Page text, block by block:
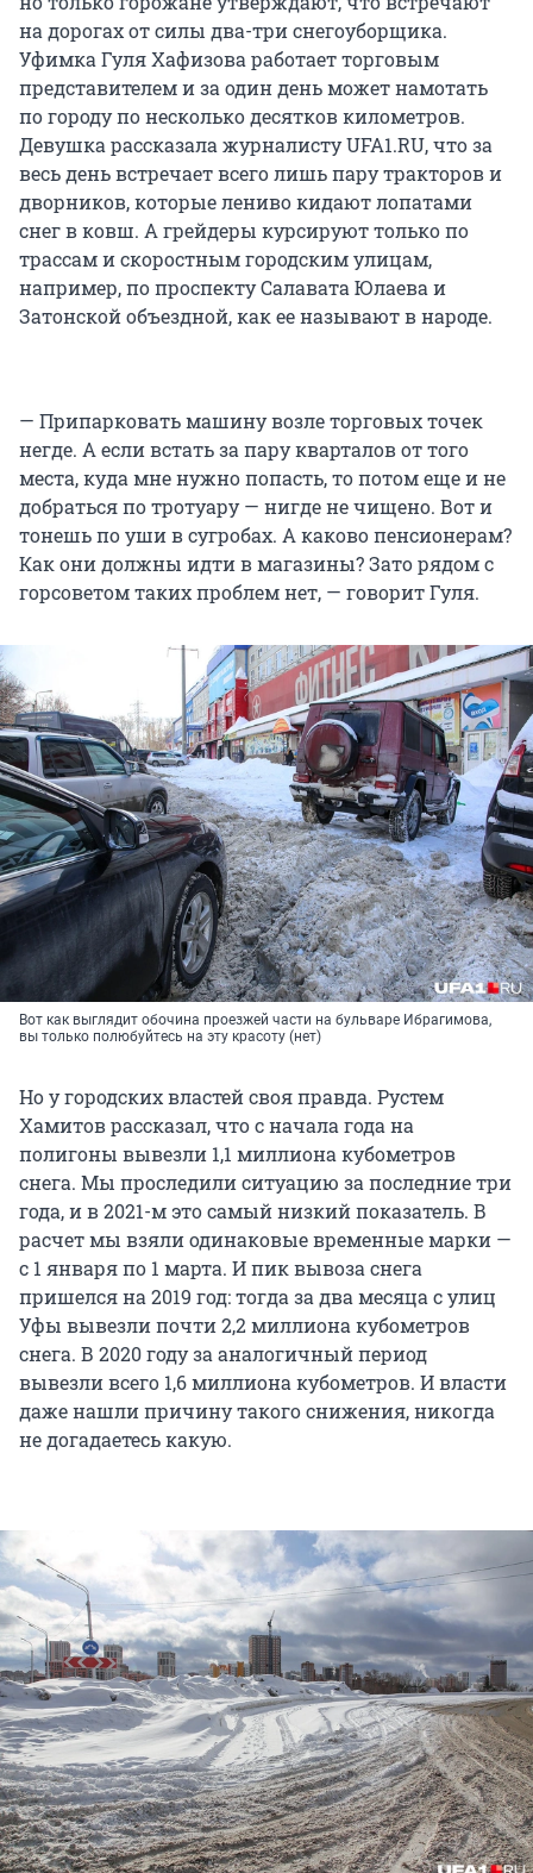
на дорогах от силы два-три снегоуборщика.
Уфимка Гуля Хафизова работает торговым
представителем и за один день может намотать
по городу по несколько десятков километров.
Девушка рассказала журналисту UFA1.RU, что за
весь день встречает всего лишь пару тракторов и
дворников, которые лениво кидают лопатами
снег в ковш. А грейдеры курсируют только по
трассам и скоростным городским улицам,
например, по проспекту Салавата Юлаева и
Затонской объездной, как ее называют в народе.
— Припарковать машину возле торговых точек
негде. А если встать за пару кварталов от того
места, куда мне нужно попасть, то потом еще и не
добраться по тротуару — нигде не чищено. Вот и
тонешь по уши в сугробах. А каково пенсионерам?
Как они должны идти в магазины? Зато рядом с
горсоветом таких проблем нет, — говорит Гуля.
Вот как выглядит обочина проезжей части на бульваре Ибрагимова,
вы только полюбуйтесь на эту красоту (нет)
Но у городских властей своя правда. Рустем
Хамитов рассказал, что с начала года на
полигоны вывезли 1,1 миллиона кубометров
снега. Мы проследили ситуацию за последние три
года, и в 2021-м это самый низкий показатель. В
расчет мы взяли одинаковые временные марки —
с 1 января по 1 марта. И пик вывоза снега
пришелся на 2019 год: тогда за два месяца с улиц
Уфы вывезли почти 2,2 миллиона кубометров
снега. В 2020 году за аналогичный период
вывезли всего 1,6 миллиона кубометров. И власти
даже нашли причину такого снижения, никогда
не догадаетесь какую.